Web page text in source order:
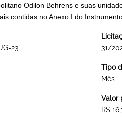
Odilon Behrens e suas
contidas no Anexo I do
23
31/
Tipo
Mês
Valor
R$